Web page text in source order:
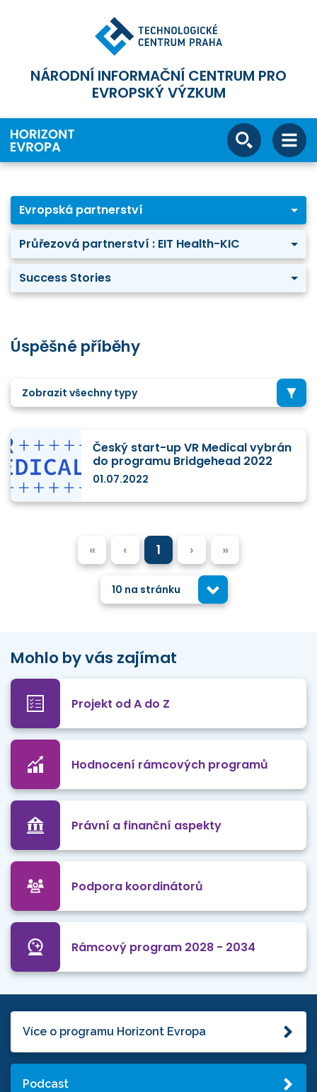
NÁRODNÍ INFORMAČNÍ CENTRUM PRO
EVROPSKÝ VÝZKUM
Evropská partnerství
Průřezová partnerství : EIT Health-KIC
Success Stories
Úspěšné příběhy
Zobrazit všechny typy
Český start-up VR Medical vybrán
do programu Bridgehead 2022
01.07.2022
« ‹ 1 › »
10 na stránku
Mohlo by vás zajímat
Projekt od A do Z
Hodnocení rámcových programů
Právní a finanční aspekty
Podpora koordinátorů
Rámcový program 2028 - 2034
Více o programu Horizont Evropa
Podcast